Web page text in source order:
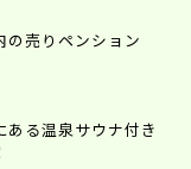
の売りペンション
る温泉サウナ付き